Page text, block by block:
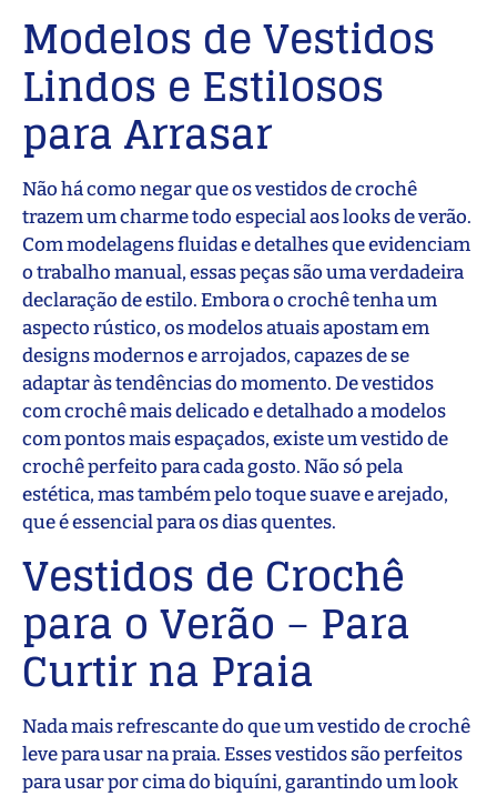
Modelos de Vestidos
Lindos e Estilosos
para Arrasar
Não há como negar que os vestidos de crochê
trazem um charme todo especial aos looks de verão.
Com modelagens fluidas e detalhes que evidenciam
o trabalho manual, essas peças são uma verdadeira
declaração de estilo. Embora o crochê tenha um
aspecto rústico, os modelos atuais apostam em
designs modernos e arrojados, capazes de se
adaptar às tendências do momento. De vestidos
com crochê mais delicado e detalhado a modelos
com pontos mais espaçados, existe um vestido de
crochê perfeito para cada gosto. Não só pela
estética, mas também pelo toque suave e arejado,
que é essencial para os dias quentes.
Vestidos de Crochê
para o Verão – Para
Curtir na Praia
Nada mais refrescante do que um vestido de crochê
leve para usar na praia. Esses vestidos são perfeitos
para usar por cima do biquíni, garantindo um look